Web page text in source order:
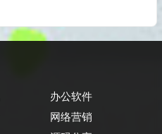
办公软件
网络营销